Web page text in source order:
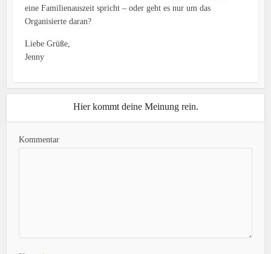
eine Familienauszeit spricht – oder geht es nur um das
Organisierte daran?
Liebe Grüße,
Jenny
Hier kommt deine Meinung rein.
Kommentar